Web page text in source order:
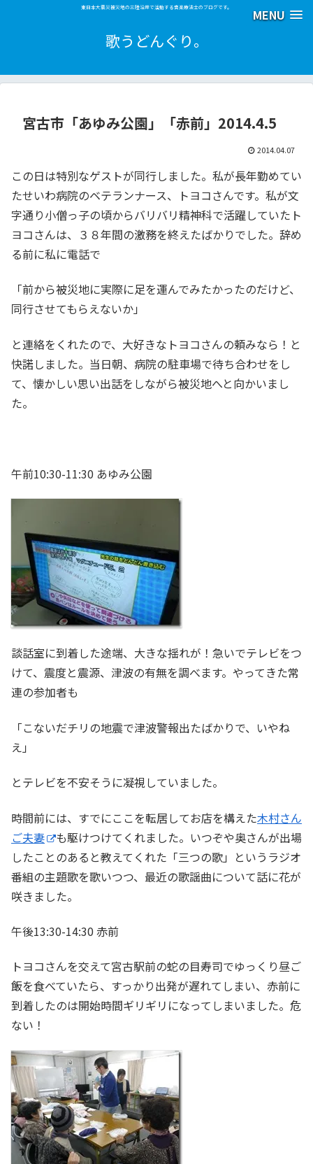
MENU
東日本大震災被災地の三陸沿岸で活動する音楽療法士のブログです。
歌うどんぐり。
宮古市「あゆみ公園」「赤前」2014.4.5
2014.04.07
この日は特別なゲストが同行しました。私が長年勤めてい
たせいわ病院のベテランナース、トヨコさんです。私が文
字通り小僧っ子の頃からバリバリ精神科で活躍していたト
ヨコさんは、３８年間の激務を終えたばかりでした。辞め
る前に私に電話で
「前から被災地に実際に足を運んでみたかったのだけど、
同行させてもらえないか」
と連絡をくれたので、大好きなトヨコさんの頼みなら！と
快諾しました。当日朝、病院の駐車場で待ち合わせをし
て、懐かしい思い出話をしながら被災地へと向かいまし
た。
午前10:30-11:30 あゆみ公園
談話室に到着した途端、大きな揺れが！急いでテレビをつ
けて、震度と震源、津波の有無を調べます。やってきた常
連の参加者も
「こないだチリの地震で津波警報出たばかりで、いやね
え」
とテレビを不安そうに凝視していました。
時間前には、すでにここを転居してお店を構えた木村さん
ご夫妻
も駆けつけてくれました。いつぞや奥さんが出場
したことのあると教えてくれた「三つの歌」というラジオ
番組の主題歌を歌いつつ、最近の歌謡曲について話に花が
咲きました。
午後13:30-14:30 赤前
トヨコさんを交えて宮古駅前の蛇の目寿司でゆっくり昼ご
飯を食べていたら、すっかり出発が遅れてしまい、赤前に
到着したのは開始時間ギリギリになってしまいました。危
ない！